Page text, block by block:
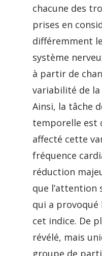
chacune des
prises en
différemment
système
à partir de
variabilité de la
Ainsi, la tâche
temporelle est
affecté cette
fréquence
réduction
que l’attention
qui a
cet indice. De
révélé, mais
groupe de